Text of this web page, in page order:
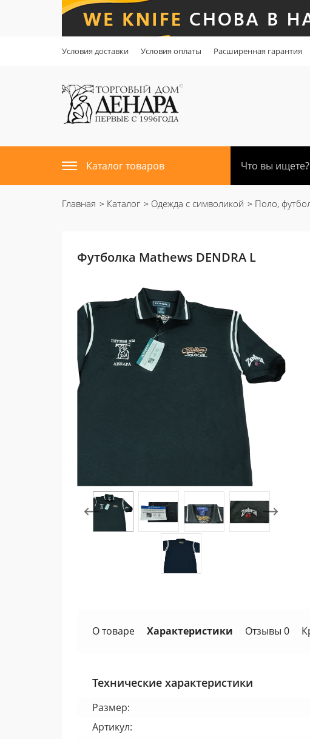
Условия доставки Условия оплаты Расширенная гарантия
Каталог товаров
Главная Каталог Одежда с символикой Поло,
Футболка Mathews DENDRA L
О товаре Характеристики Отзывы 0
Технические характеристики
Размер:
Артикул: